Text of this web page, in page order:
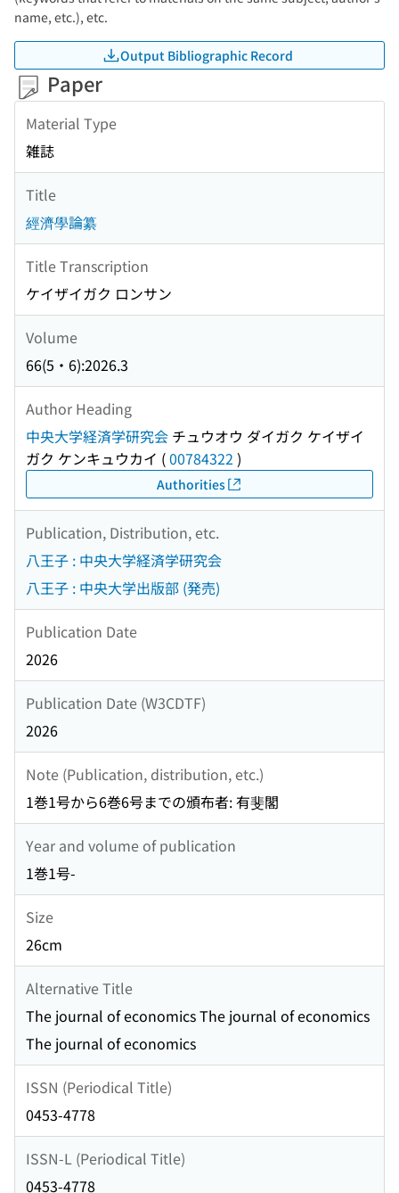
name, etc.), etc.
Output Bibliographic Record
Paper
Material Type
雑誌
Title
經濟學論纂
Title Transcription
ケイザイガク ロンサン
Volume
66(5・6):2026.3
Author Heading
中央大学経済学研究会 チュウオウ ダイガク ケイザイ
ガク ケンキュウカイ (00784322 )
Authorities
Publication, Distribution, etc.
八王子 : 中央大学経済学研究会
八王子 : 中央大学出版部 (発売)
Publication Date
2026
Publication Date (W3CDTF)
2026
Note (Publication, distribution, etc.)
1巻1号から6巻6号までの頒布者: 有斐閣
Year and volume of publication
1巻1号-
Size
26cm
Alternative Title
The journal of economics The journal of economics
The journal of economics
ISSN (Periodical Title)
0453-4778
ISSN-L (Periodical Title)
0453-4778